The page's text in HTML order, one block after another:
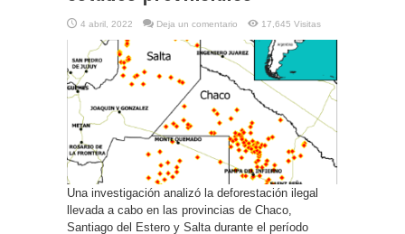
4 abril, 2022 Deja un comentario 17,645 Visitas
Una investigación analizó la deforestación ilegal
llevada a cabo en las provincias de Chaco,
Santiago del Estero y Salta durante el período